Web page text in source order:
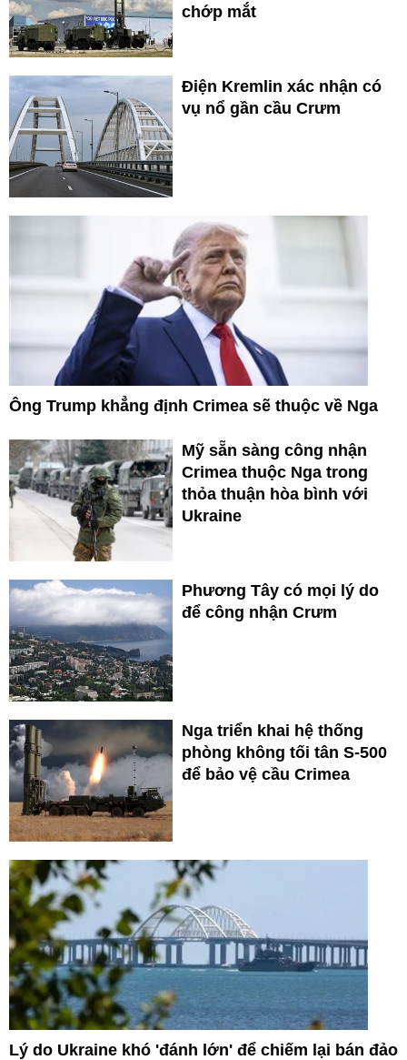
chớp mắt
Điện Kremlin xác nhận có
vụ nổ gần cầu Crưm
Ông Trump khẳng định Crimea sẽ thuộc về Nga
Mỹ sẵn sàng công nhận
Crimea thuộc Nga trong
thỏa thuận hòa bình với
Ukraine
Phương Tây có mọi lý do
để công nhận Crưm
Nga triển khai hệ thống
phòng không tối tân S-500
để bảo vệ cầu Crimea
Lý do Ukraine khó 'đánh lớn' để chiếm lại bán đảo